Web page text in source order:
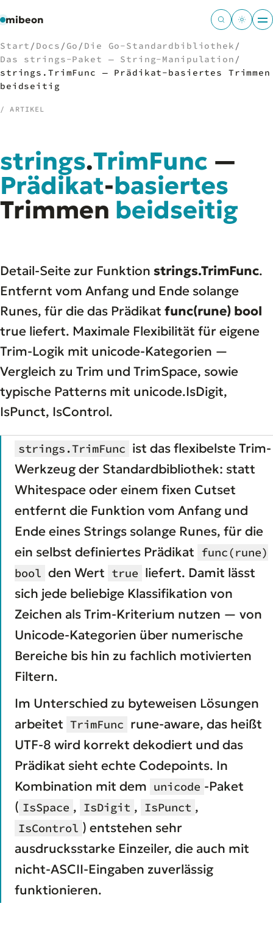
mibeon
02MB
03Projekte
04Leistungen
05 Docs
06Tools
Start / Docs /Go / Die Go-Standardbibliothek /
Das strings-Paket — String-Manipulation /
strings.TrimFunc — Prädikat-basiertes Trimmen
beidseitig
/ ARTIKEL
strings.TrimFunc —
Prädikat-basiertes
Trimmen beidseitig
Detail-Seite zur Funktion strings.TrimFunc.
Entfernt vom Anfang und Ende solange
Runes, für die das Prädikat func(rune) bool
true liefert. Maximale Flexibilität für eigene
Trim-Logik mit unicode-Kategorien —
Vergleich zu Trim und TrimSpace, sowie
typische Patterns mit unicode.IsDigit,
IsPunct, IsControl.
strings.TrimFunc ist das flexibelste Trim-
Werkzeug der Standardbibliothek: statt
Whitespace oder einem fixen Cutset
entfernt die Funktion vom Anfang und
Ende eines Strings solange Runes, für die
ein selbst definiertes Prädikat func(rune)
bool den Wert true liefert. Damit lässt
sich jede beliebige Klassifikation von
Zeichen als Trim-Kriterium nutzen — von
Unicode-Kategorien über numerische
Bereiche bis hin zu fachlich motivierten
Filtern.
Im Unterschied zu byteweisen Lösungen
arbeitet TrimFunc rune-aware, das heißt
UTF-8 wird korrekt dekodiert und das
Prädikat sieht echte Codepoints. In
Kombination mit dem unicode -Paket
( IsSpace , IsDigit , IsPunct ,
IsControl ) entstehen sehr
ausdrucksstarke Einzeiler, die auch mit
nicht-ASCII-Eingaben zuverlässig
funktionieren.